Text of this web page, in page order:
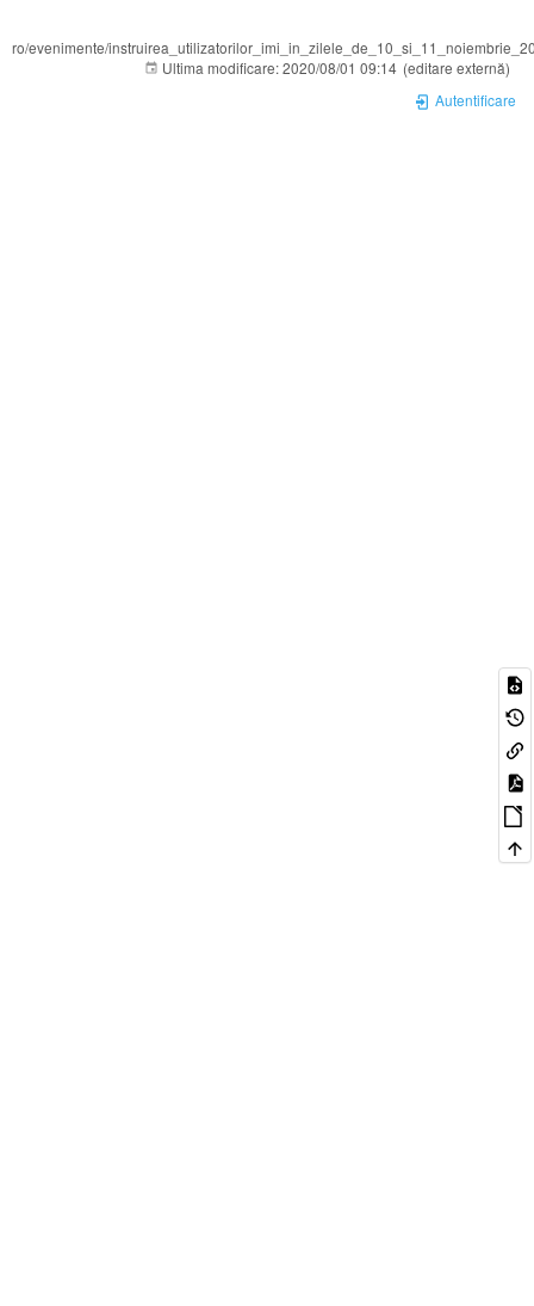
ro/evenimente/
Ultima modificare:2020/08/01 09:14 (editare externă)
Autentificare